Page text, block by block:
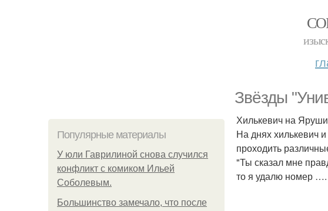
Звёзды
Популярные материалы
У юли Гаврилиной снова случился
конфликт с комиком Ильей
Соболевым.
Большинство замечало, что после
Хилькевич на
На днях хилькевич
проходить
"Ты сказал мне
то я удалю номер